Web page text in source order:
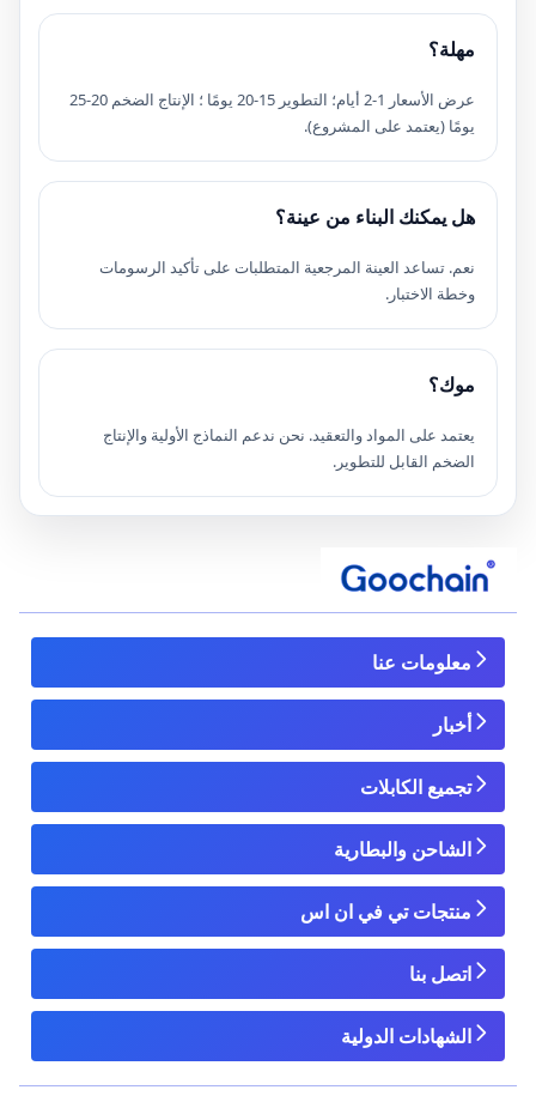
مهلة؟
عرض الأسعار 1-2 أيام؛ التطوير 15-20 يومًا ؛ الإنتاج الضخم 20-25
يومًا (يعتمد على المشروع).
هل يمكنك البناء من عينة؟
نعم. تساعد العينة المرجعية المتطلبات على تأكيد الرسومات
وخطة الاختبار.
موك؟
يعتمد على المواد والتعقيد. نحن ندعم النماذج الأولية والإنتاج
الضخم القابل للتطوير.
معلومات عنا
أخبار
تجميع الكابلات
الشاحن والبطارية
منتجات تي في ان اس
اتصل بنا
الشهادات الدولية